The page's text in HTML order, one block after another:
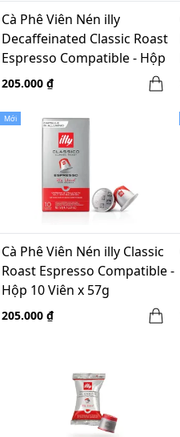
Cà Phê Viên Nén illy
Decaffeinated Classic Roast
Espresso Compatible - Hộp
10 Viên x 57g
205.000 ₫
Mới
Cà Phê Viên Nén illy Classic
Roast Espresso Compatible -
Hộp 10 Viên x 57g
205.000 ₫